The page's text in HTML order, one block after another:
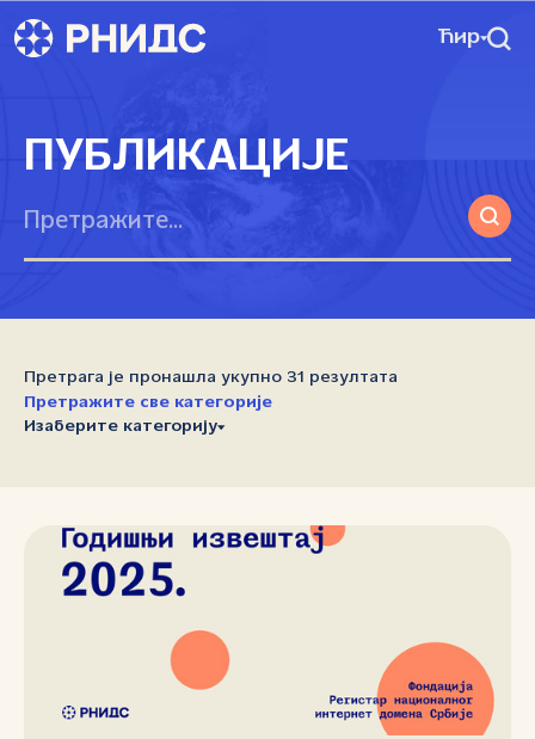
Ћир
ПУБЛИКАЦИЈЕ
Претрага је пронашла укупно 31 резултата
Претражите све категорије
Изаберите категорију